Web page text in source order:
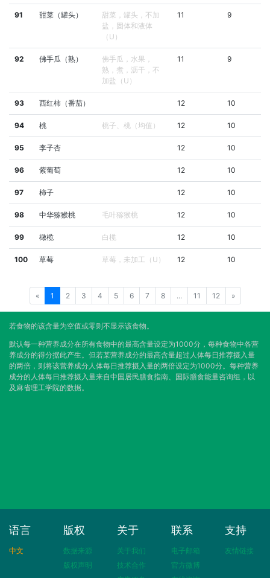
91 甜菜（罐头）
甜菜，罐头，不加
盐，固体和液体
（U）
11 9
92 佛手瓜（熟）
佛手瓜，水果，
熟，煮，沥干，不
加盐（U）
11 9
93 西红柿（番茄） 12 10
94 桃 桃子、桃（均值） 12 10
95 李子杏 12 10
96 紫葡萄 12 10
97 柿子 12 10
98 中华猕猴桃 毛叶猕猴桃 12 10
99 橄榄 白榄 12 10
100 草莓 草莓，未加工（U） 12 10
« 1 2 3 4 5 6 7 8 ... 11 12 »
若食物的该含量为空值或零则不显示该食物。
默认每一种营养成分在所有食物中的最高含量设定为1000分，每种食物中各营
养成分的得分据此产生。但若某营养成分的最高含量超过人体每日推荐摄入量
的两倍，则将该营养成分人体每日推荐摄入量的两倍设定为1000分。每种营养
成分的人体每日推荐摄入量来自中国居民膳食指南、国际膳食能量咨询组，以
及麻省理工学院的数据。
语言
中文
版权
数据来源
版权声明
关于
关于我们
技术合作
联系
电子邮箱
官方微博
支持
友情链接